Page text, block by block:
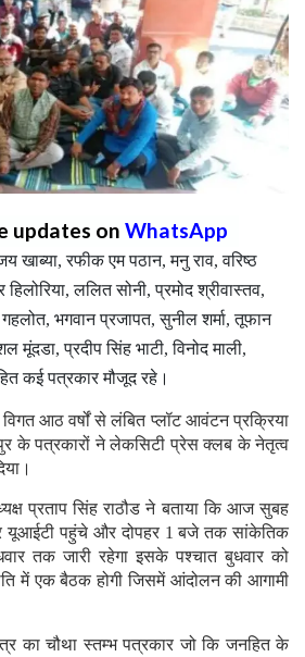
updates on WhatsApp
खाब्या, रफीक एम पठान, मनु राव, वरिष्ठ
हिलोरिया, ललित सोनी, प्रमोद श्रीवास्तव,
भगवान प्रजापत, सुनील शर्मा, तूफान
मूंदडा, प्रदीप सिंह भाटी, विनोद माली,
कई पत्रकार मौजूद रहे।
आठ वर्षों से लंबित प्लॉट आवंटन प्रक्रिया
के पत्रकारों ने लेकसिटी प्रेस क्लब के नेतृत्व
प्रताप सिंह राठौड ने बताया कि आज सुबह
यूआईटी पहुंचे और दोपहर 1 बजे तक सांकेतिक
तक जारी रहेगा इसके पश्चात बुधवार को
में एक बैठक होगी जिसमें आंदोलन की आगामी
का चौथा स्तम्भ पत्रकार जो कि जनहित के